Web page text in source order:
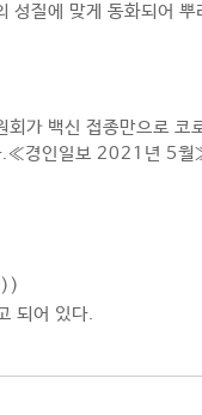
성질에 맞게 동화되어
회가 백신 접종만으로
.≪경인일보 2021년 5
))
되어 있다.